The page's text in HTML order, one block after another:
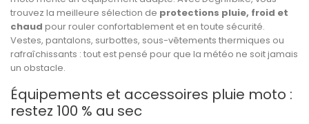
trouvez la meilleure sélection de protections pluie, froid et
chaud pour rouler confortablement et en toute sécurité.
Vestes, pantalons, surbottes, sous-vêtements thermiques ou
rafraîchissants : tout est pensé pour que la météo ne soit jamais
un obstacle.
Équipements et accessoires pluie moto :
restez 100 % au sec